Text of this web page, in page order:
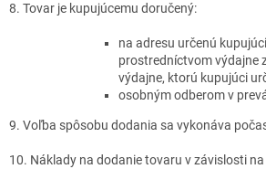
8. Tovar je kupujúcemu doručený:
na adresu určenú
prostredníctvom výdajne
výdajne, ktorú kupujúci
osobným odberom v
9. Voľba spôsobu dodania sa vykonáva
10. Náklady na dodanie tovaru v závislosti